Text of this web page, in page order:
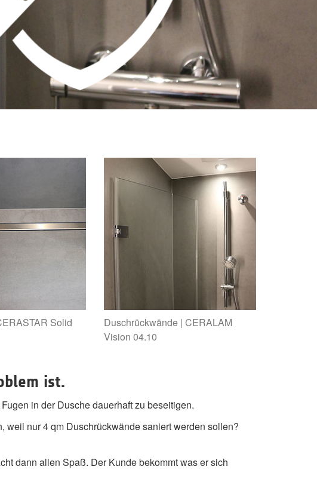
Solid
Duschrückwände | CERALAM
Vision 04.10
ist.
in der Dusche dauerhaft zu beseitigen.
nur 4 qm Duschrückwände saniert werden sollen?
dann allen Spaß. Der Kunde bekommt was er sich